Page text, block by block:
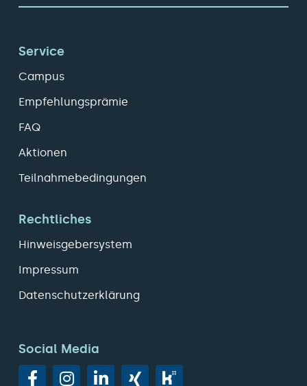
Service
Campus
Empfehlungsprämie
FAQ
Aktionen
Teilnahmebedingungen
Rechtliches
Hinweisgebersystem
Impressum
Datenschutzerklärung
Social Media